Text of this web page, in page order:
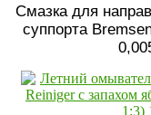
Смазка для
суппорта